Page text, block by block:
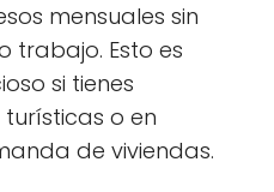
mensuales sin
trabajo. Esto es
si tienes
o en
de viviendas.